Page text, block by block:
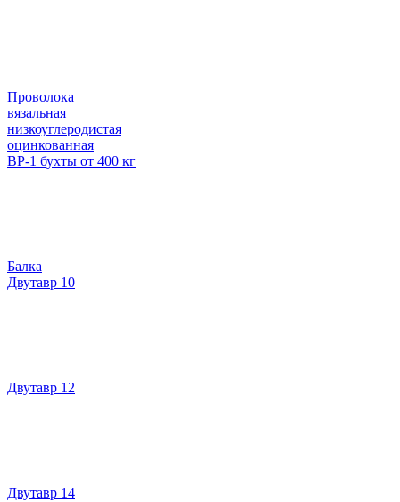
Проволока
вязальная
низкоуглеродистая
оцинкованная
ВР-1 бухты от 400 кг
Балка
Двутавр 10
Двутавр 12
Двутавр 14